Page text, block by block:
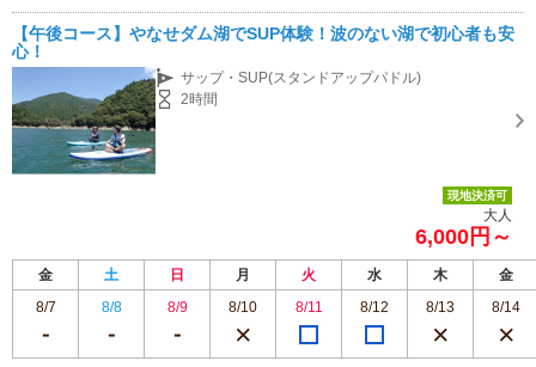
【午後コース】やなせダム湖でSUP体験！波のない湖で初心者も安
心！
サップ・SUP(スタンドアップパドル)
2時間
現地決済可
大人
6,000円～
金 土 日 月 火 水 木
金
8/7
8/8 8/9 8/10 8/11 8/12 8/13 8/14